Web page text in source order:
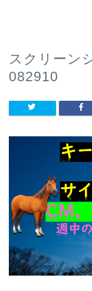
スクリーン
082910